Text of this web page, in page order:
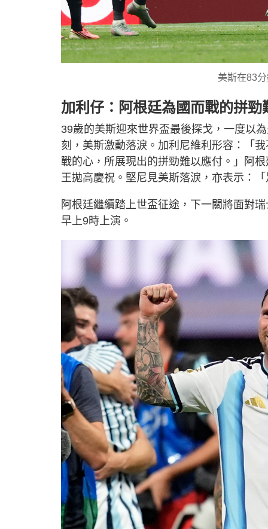
美斯在83
加利仔：阿根廷為國而戰的拼勁
39歲的美斯迎來世界盃最後探戈，一度以
刻，美斯激動落淚。加利尼維利形容：「
戰的心，所展現出的拼勁難以應付。」阿
王拋高慶祝。堅尼見美斯落淚，亦表示：
阿根廷繼續踏上世盃征途，下一關將面對
早上9時上演。